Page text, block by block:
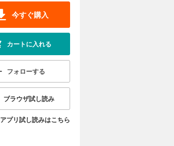
今すぐ購入
カートに入れる
フォローする
ブラウザ試し読み
アプリ試し読みはこちら